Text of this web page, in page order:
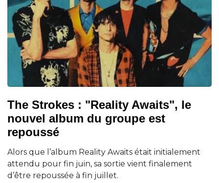
The Strokes : "Reality Awaits", le
nouvel album du groupe est
repoussé
Alors que l’album Reality Awaits était initialement
attendu pour fin juin, sa sortie vient finalement
d’être repoussée à fin juillet.